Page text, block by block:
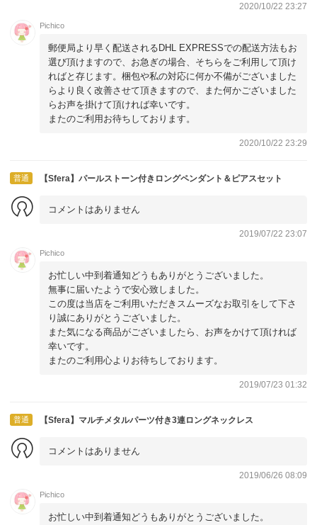
2020/10/22 23:27
Pichico
郵便局より早く配送されるDHL EXPRESSでの配送方法もお
選び頂けますので、お急ぎの場合、そちらをご利用して頂け
ればと存じます。梱包や私の対応に何か不備がございました
らより良く改善させて頂きますので、また何かございました
らお声を掛けて頂ければ幸いです。
またのご利用お待ちしております。
2020/10/22 23:29
普通 【Sfera】パールストーン付きロングペンダント＆ピアスセット
コメントはありません
2019/07/22 23:07
Pichico
お忙しい中到着通知どうもありがとうございました。
無事に届いたようで安心致しました。
この度は当店をご利用いただきスムーズなお取引をして下さ
り誠にありがとうございました。
また気になる商品がございましたら、お声をかけて頂ければ
幸いです。
またのご利用心よりお待ちしております。
2019/07/23 01:32
普通 【Sfera】マルチメタルパーツ付き3連ロングネックレス
コメントはありません
2019/06/26 08:09
Pichico
お忙しい中到着通知どうもありがとうございました。